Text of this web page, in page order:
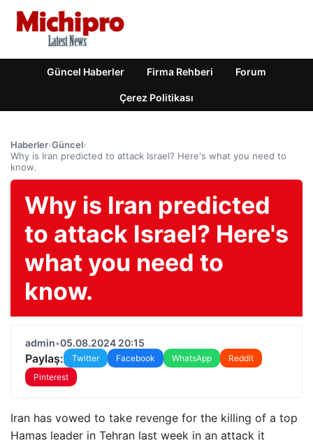
Güncel Haberler Firma Rehberi Forum
Çerez Politikası
Haberler›Güncel›
Why is Iran predicted to attack Israel? Here's what you need to
know.
Why is Iran predicted
to attack Israel? Here's
what you need to
know.
admin•05.08.2024 20:15
Paylaş: Twitter Facebook WhatsApp
Reddit
Pinterest
Iran has vowed to take revenge for the killing of a top
Hamas leader in Tehran last week in an attack it